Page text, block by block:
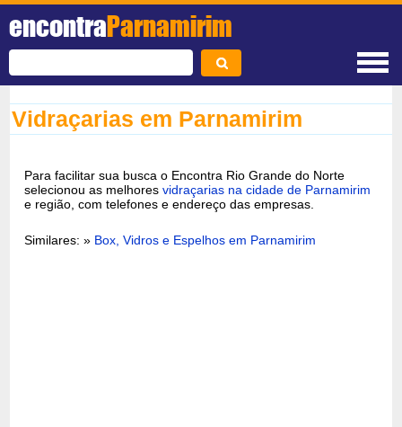
encontraParnamirim
Vidraçarias em Parnamirim
Para facilitar sua busca o Encontra Rio Grande do Norte
selecionou as melhoresvidraçarias na cidade de Parnamirim
e região, com telefones e endereço das empresas.
Similares: » Box, Vidros e Espelhos em Parnamirim